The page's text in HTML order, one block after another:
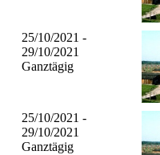
25/10/2021 -
29/10/2021
Ganztägig
25/10/2021 -
29/10/2021
Ganztägig